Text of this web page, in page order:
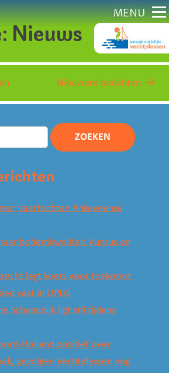
MENU
Nieuws
Nieuwere berichten
vaartochten Ankeveense
bodemkwaliteit Vuntus en
legt koers voor toekomst
vast in UPLG
Scheendijk ligt stil tijdens
Holland positief over
gevolgen Vechtplassen nog